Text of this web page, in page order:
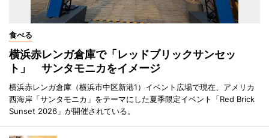
食べる
横浜赤レンガ倉庫で「レッドブリックサンセッ
ト」 サンタモニカをイメージ
横浜赤レンガ倉庫（横浜市中区新港1）イベント広場で現在、アメリカ
西海岸「サンタモニカ」をテーマにした夏季限定イベント「Red Brick
Sunset 2026」が開催されている。